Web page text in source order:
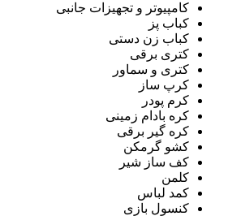
کامپیوتر و تجهیزات جانبی
کباب پز
کباب زن دستی
کتری برقی
کتری و سماور
کرپ ساز
کرم پودر
کره بادام زمینی
کره گیر برقی
کشو گرمکن
کف ساز شیر
کلمن
کمد لباس
کنسول بازی